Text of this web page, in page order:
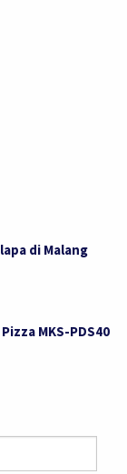
di Malang
MKS-PDS40